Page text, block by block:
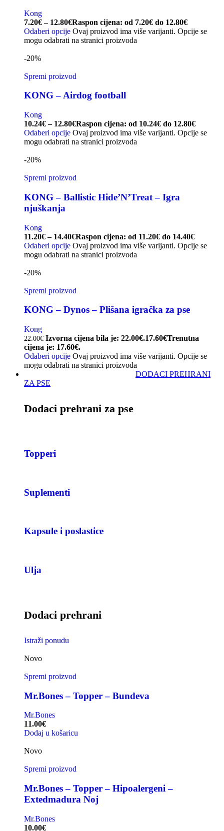
Kong
7.20€ – 12.80€Raspon cijena: od 7.20€ do 12.80€
Odaberi opcije Ovaj proizvod ima više varijanti. Opcije se
mogu odabrati na stranici proizvoda
-20%
Spremi proizvod
KONG – Airdog football
Kong
10.24€ – 12.80€Raspon cijena: od 10.24€ do 12.80€
Odaberi opcije Ovaj proizvod ima više varijanti. Opcije se
mogu odabrati na stranici proizvoda
-20%
Spremi proizvod
KONG – Ballistic Hide’N’Treat – Igra
njuškanja
Kong
11.20€ – 14.40€Raspon cijena: od 11.20€ do 14.40€
Odaberi opcije Ovaj proizvod ima više varijanti. Opcije se
mogu odabrati na stranici proizvoda
-20%
Spremi proizvod
KONG – Dynos – Plišana igračka za pse
Kong
22.00€ Izvorna cijena bila je: 22.00€.17.60€Trenutna
cijena je: 17.60€.
Odaberi opcije Ovaj proizvod ima više varijanti. Opcije se
mogu odabrati na stranici proizvoda
DODACI PREHRANI
ZA PSE
Dodaci prehrani za pse
Topperi
Suplementi
Kapsule i poslastice
Ulja
Dodaci prehrani
Istraži ponudu
Novo
Spremi proizvod
Mr.Bones – Topper – Bundeva
Mr.Bones
11.00€
Dodaj u košaricu
Novo
Spremi proizvod
Mr.Bones – Topper – Hipoalergeni –
Extedmadura Noj
Mr.Bones
10.00€